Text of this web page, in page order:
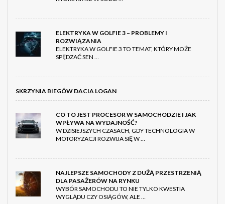
ELEKTRYKA W GOLFIE 3 – PROBLEMY I
ROZWIĄZANIA
ELEKTRYKA W GOLFIE 3 TO TEMAT, KTÓRY MOŻE
SPĘDZAĆ SEN …
SKRZYNIA BIEGÓW DACIA LOGAN
CO TO JEST PROCESOR W SAMOCHODZIE I JAK
WPŁYWA NA WYDAJNOŚĆ?
W DZISIEJSZYCH CZASACH, GDY TECHNOLOGIA W
MOTORYZACJI ROZWIJA SIĘ W …
NAJLEPSZE SAMOCHODY Z DUŻĄ PRZESTRZENIĄ
DLA PASAŻERÓW NA RYNKU
WYBÓR SAMOCHODU TO NIE TYLKO KWESTIA
WYGLĄDU CZY OSIĄGÓW, ALE …